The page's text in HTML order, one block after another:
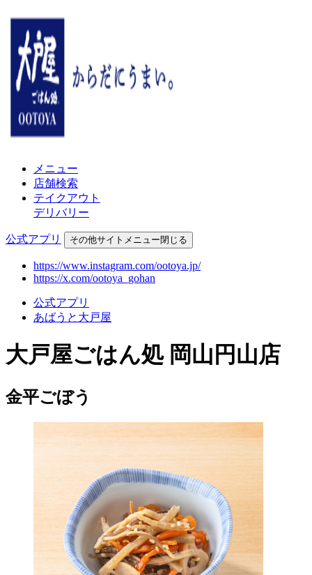
メニュー
店舗検索
テイクアウト
デリバリー
公式アプリ その他サイトメニュー閉じる
https://www.instagram.com/ootoya.jp/
https://x.com/ootoya_gohan
公式アプリ
あばうと大戸屋
大戸屋ごはん処 岡山円山店
金平ごぼう